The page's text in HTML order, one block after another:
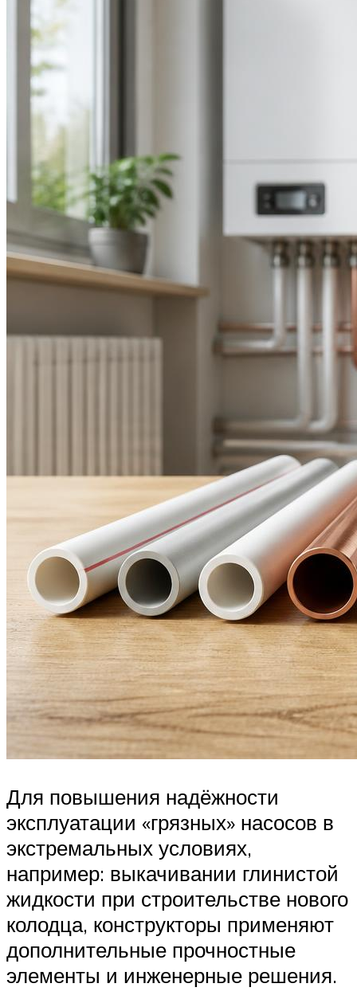
Для повышения надёжности
эксплуатации «грязных» насосов в
экстремальных условиях,
например: выкачивании глинистой
жидкости при строительстве нового
колодца, конструкторы применяют
дополнительные прочностные
элементы и инженерные решения.